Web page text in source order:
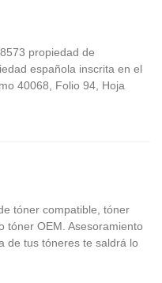
propiedad de
española inscrita en el
40068, Folio 94, Hoja
tóner compatible, tóner
tóner OEM. Asesoramiento
de tus tóneres te saldrá lo